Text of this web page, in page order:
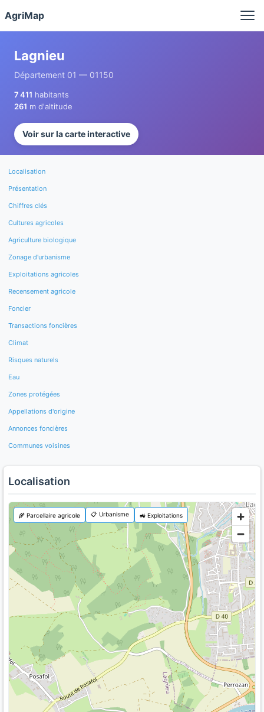
AgriMap
Lagnieu
Département 01 — 01150
7 411 habitants
261 m d'altitude
Voir sur la carte interactive
Localisation
Présentation
Chiffres clés
Cultures agricoles
Agriculture biologique
Zonage d'urbanisme
Exploitations agricoles
Recensement agricole
Foncier
Transactions foncières
Climat
Risques naturels
Eau
Zones protégées
Appellations d'origine
Annonces foncières
Communes voisines
Localisation
🌾 Parcellaire agricole 📋 Urbanisme 🚜 Exploitations